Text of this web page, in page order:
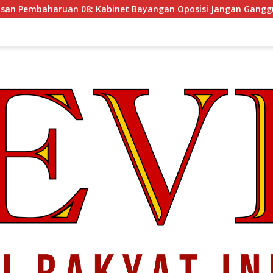
Oposisi Jangan Ganggu Stabilitas Nasional dan